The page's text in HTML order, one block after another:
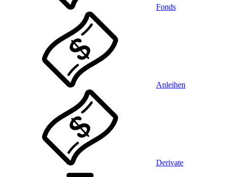
Fonds
Anleihen
Derivate